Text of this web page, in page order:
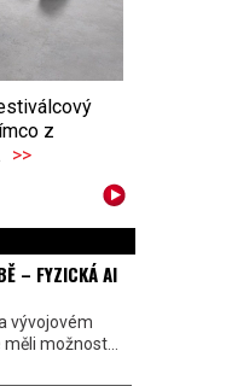
z
>>
– FYZICKÁ AI
vývojovém
možnost...